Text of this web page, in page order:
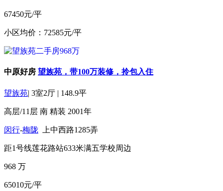
67450元/平
小区均价：72585元/平
中原好房 望族苑，带100万装修，拎包入住
望族苑| 3室2厅 | 148.9平
高层/11层 南 精装 2001年
闵行-梅陇 上中西路1285弄
距1号线莲花路站633米满五学校周边
968 万
65010元/平